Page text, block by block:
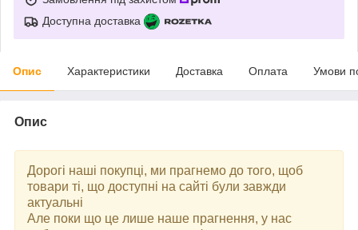
Доступна доставка
Опис Характеристики Доставка Оплата Умови
Опис
Дорогі наші покупці, ми прагнемо до того, щоб
товари ті, що доступні на сайті були завжди
актуальні
Але поки що це лише наше прагнення, у нас